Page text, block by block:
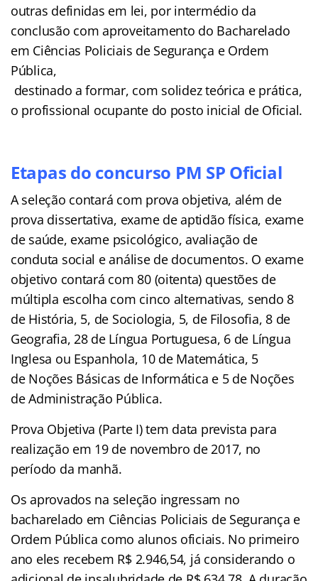
outras definidas em lei, por intermédio da
conclusão com aproveitamento do Bacharelado
em Ciências Policiais de Segurança e Ordem
Pública,
destinado a formar, com solidez teórica e prática,
o profissional ocupante do posto inicial de Oficial.
Etapas do concurso PM SP Oficial
A seleção contará com prova objetiva, além de
prova dissertativa, exame de aptidão física, exame
de saúde, exame psicológico, avaliação de
conduta social e análise de documentos. O exame
objetivo contará com 80 (oitenta) questões de
múltipla escolha com cinco alternativas, sendo 8
de História, 5, de Sociologia, 5, de Filosofia, 8 de
Geografia, 28 de Língua Portuguesa, 6 de Língua
Inglesa ou Espanhola, 10 de Matemática, 5
de Noções Básicas de Informática e 5 de Noções
de Administração Pública.
Prova Objetiva (Parte I) tem data prevista para
realização em 19 de novembro de 2017, no
período da manhã.
Os aprovados na seleção ingressam no
bacharelado em Ciências Policiais de Segurança e
Ordem Pública como alunos oficiais. No primeiro
ano eles recebem R$ 2.946,54, já considerando o